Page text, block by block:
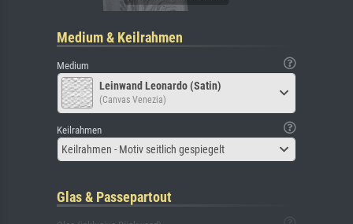
Medium & Keilrahmen
Medium
Leinwand Leonardo (Satin)
(Canvas Venezia)
Keilrahmen
Keilrahmen - Motiv seitlich gespiegelt
Glas & Passepartout